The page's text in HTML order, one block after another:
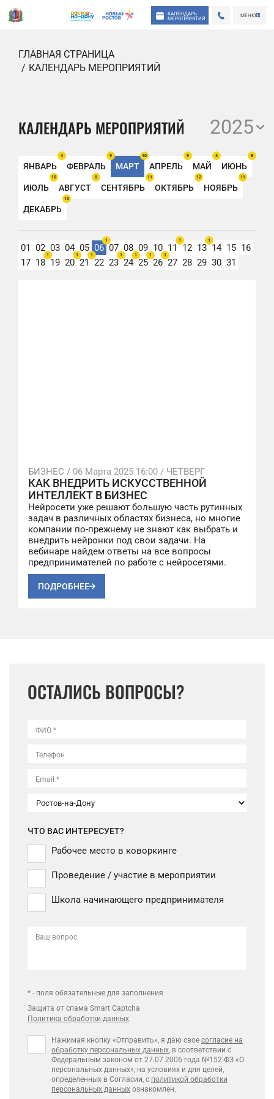
КАЛЕНДАРЬ
МЕРОПРИЯТИЙ
МЕНЮ
ГЛАВНАЯ СТРАНИЦА
КАЛЕНДАРЬ МЕРОПРИЯТИЙ
КАЛЕНДАРЬ МЕРОПРИЯТИЙ 2025
ЯНВАРЬ
4
ФЕВРАЛЬ
9
МАРТ
10
АПРЕЛЬ
9
МАЙ
4
ИЮНЬ
8
ИЮЛЬ
10
АВГУСТ
8
СЕНТЯБРЬ
11
ОКТЯБРЬ
12
НОЯБРЬ
11
ДЕКАБРЬ
10
01 02 03 04 05 06
1
07 08 09 10 11
1
12 13
1
14 15 16
17 18
1
19 20
1
21
1
22 23
1
24
1
25
1
26
1
27 28 29 30 31
БИЗНЕС / 06 Марта 2025 16:00 / ЧЕТВЕРГ
КАК ВНЕДРИТЬ ИСКУССТВЕННОЙ
ИНТЕЛЛЕКТ В БИЗНЕС
Нейросети уже решают большую часть рутинных
задач в различных областях бизнеса, но многие
компании по-прежнему не знают как выбрать и
внедрить нейронки под свои задачи. На
вебинаре найдем ответы на все вопросы
предпринимателей по работе с нейросетями.
ПОДРОБНЕЕ
ОСТАЛИСЬ ВОПРОСЫ?
ФИО *
Телефон
Email *
ЧТО ВАС ИНТЕРЕСУЕТ?
Рабочее место в коворкинге
Проведение / участие в мероприятии
Школа начинающего предпринимателя
Ваш вопрос
* - поля обязательные для заполнения
Защита от спама Smart Captcha
Политика обработки данных
Нажимая кнопку «Отправить», я даю свое согласие на
обработку персональных данных, в соответствии с
Федеральным законом от 27.07.2006 года №152-ФЗ «О
персональных данных», на условиях и для целей,
определенных в Согласии, с политикой обработки
персональных данных ознакомлен.